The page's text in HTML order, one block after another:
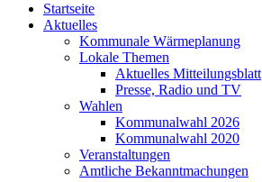
Startseite
Aktuelles
Kommunale Wärmeplanung
Lokale Themen
Aktuelles Mitteilungsblatt
Presse, Radio und TV
Wahlen
Kommunalwahl 2026
Kommunalwahl 2020
Veranstaltungen
Amtliche Bekanntmachungen